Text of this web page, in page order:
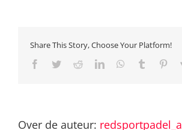
Share This Story, Choose Your Platform!
Facebook
TwitterRedditLinkedInWhatsApp
Tumblr
Over de auteur: